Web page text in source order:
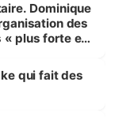
Dominique
des
« plus forte et
»
qui fait des